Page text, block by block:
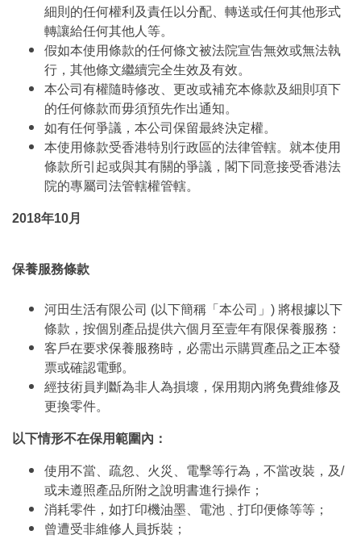
細則的任何權利及責任以分配、轉送或任何其他形式
轉讓給任何其他人等。
假如本使用條款的任何條文被法院宣告無效或無法執
行，其他條文繼續完全生效及有效。
本公司有權隨時修改、更改或補充本條款及細則項下
的任何條款而毋須預先作出通知。
如有任何爭議，本公司保留最終決定權。
本使用條款受香港特別行政區的法律管轄。就本使用
條款所引起或與其有關的爭議，閣下同意接受香港法
院的專屬司法管轄權管轄。
2018年10月
保養服務條款
河田生活有限公司 (以下簡稱「本公司」) 將根據以下
條款，按個別產品提供六個月至壹年有限保養服務：
客戶在要求保養服務時，必需出示購買產品之正本發
票或確認電郵。
經技術員判斷為非人為損壞，保用期內將免費維修及
更換零件。
以下情形不在保用範圍內：
使用不當、疏忽、火災、電擊等行為，不當改裝，及/
或未遵照產品所附之說明書進行操作；
消耗零件，如打印機油墨、電池﹑打印便條等等；
曾遭受非維修人員拆裝；